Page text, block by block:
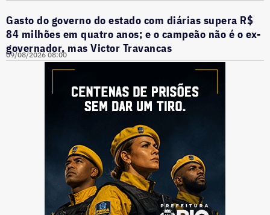
Gasto do governo do estado com diárias supera R$
84 milhões em quatro anos; e o campeão não é o ex-
governador, mas Victor Travancas
09/08/2026 08:00